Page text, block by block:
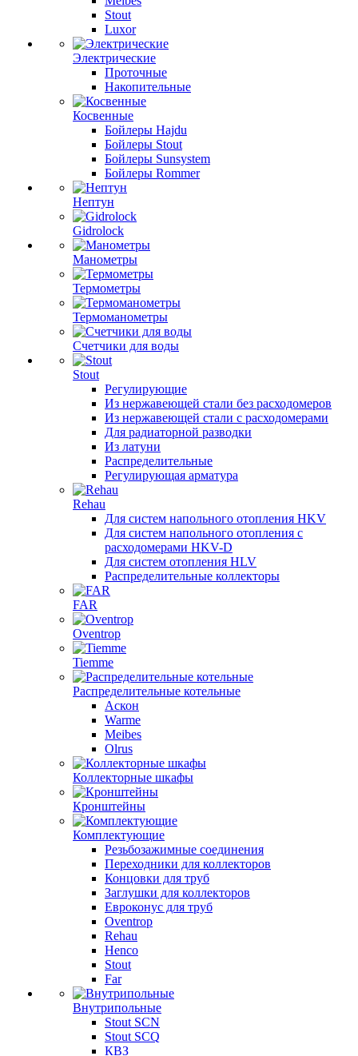
Stout
Luxor
Электрические
Проточные
Накопительные
Косвенные
Бойлеры Hajdu
Бойлеры Stout
Бойлеры Sunsystem
Бойлеры Rommer
Нептун
Gidrolock
Манометры
Термометры
Термоманометры
Счетчики для воды
Stout
Регулирующие
Из нержавеющей стали без расходомеров
Из нержавеющей стали с расходомерами
Для радиаторной разводки
Из латуни
Распределительные
Регулирующая арматура
Rehau
Для систем напольного отопления HKV
Для систем напольного отопления с
расходомерами HKV-D
Для систем отопления HLV
Распределительные коллекторы
FAR
Oventrop
Tiemme
Распределительные котельные
Аскон
Warme
Meibes
Olrus
Коллекторные шкафы
Кронштейны
Комплектующие
Резьбозажимные соединения
Переходники для коллекторов
Концовки для труб
Заглушки для коллекторов
Евроконус для труб
Oventrop
Rehau
Henco
Stout
Far
Внутрипольные
Stout SCN
Stout SCQ
КВЗ